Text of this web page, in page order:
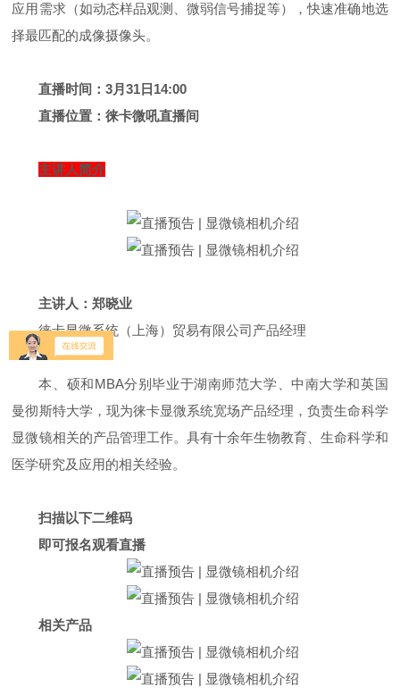
应用需求（如动态样品观测、微弱信号捕捉等），快速准确地选
择最匹配的成像摄像头。
直播时间：3月31日14:00
直播位置：徕卡微吼直播间
主讲人简介
主讲人：郑晓业
徕卡显微系统（上海）贸易有限公司产品经理
本、硕和MBA分别毕业于湖南师范大学、中南大学和英国
曼彻斯特大学，现为徕卡显微系统宽场产品经理，负责生命科学
显微镜相关的产品管理工作。具有十余年生物教育、生命科学和
医学研究及应用的相关经验。
扫描以下二维码
即可报名观看直播
相关产品